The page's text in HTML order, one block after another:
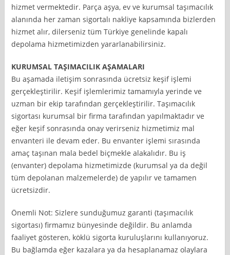
hizmet vermektedir. Parça aşya, ev ve kurumsal taşımacılık
alanında her zaman sigortalı nakliye kapsamında bizlerden
hizmet alır, dilerseniz tüm Türkiye genelinde kapalı
depolama hizmetimizden yararlanabilirsiniz.
KURUMSAL TAŞIMACILIK AŞAMALARI
Bu aşamada iletişim sonrasında ücretsiz keşif işlemi
gerçekleştirilir. Keşif işlemlerimiz tamamıyla yerinde ve
uzman bir ekip tarafından gerçekleştirilir. Taşımacılık
sigortası kurumsal bir firma tarafından yapılmaktadır ve
eğer keşif sonrasında onay verirseniz hizmetimiz mal
envanteri ile devam eder. Bu envanter işlemi sırasında
amaç taşınan mala bedel biçmekle alakalıdır. Bu iş
(envanter) depolama hizmetimizde (kurumsal ya da değil
tüm depolanan malzemelerde) de yapılır ve tamamen
ücretsizdir.
Önemli Not: Sizlere sunduğumuz garanti (taşımacılık
sigortası) firmamız bünyesinde değildir. Bu anlamda
faaliyet gösteren, köklü sigorta kuruluşlarını kullanıyoruz.
Bu bağlamda eğer kazalara ya da hesaplanamaz olaylara